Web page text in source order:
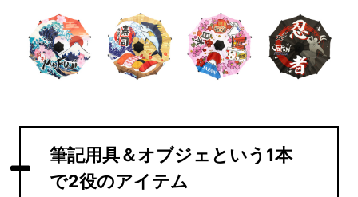
筆記用具＆オブジェという1本
で2役のアイテム